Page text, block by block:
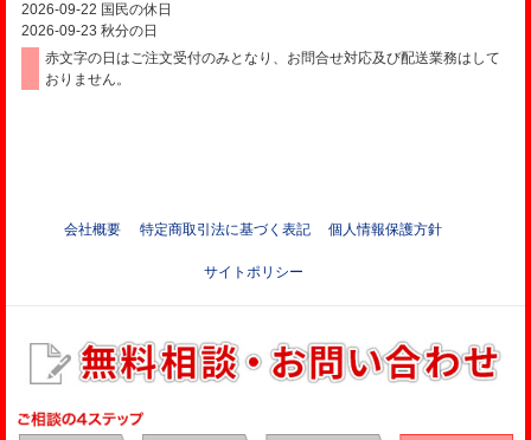
2026-09-22 国民の休日
2026-09-23 秋分の日
赤文字の日はご注文受付のみとなり、お問合せ対応及び配送業務はして
おりません。
会社概要 特定商取引法に基づく表記 個人情報保護方針
サイトポリシー